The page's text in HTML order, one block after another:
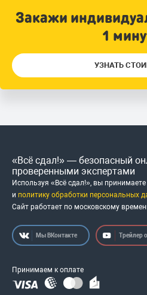
Закажи
1
УЗНАТЬ
«Всё сдал!» — безопасный
проверенными экспертами
Используя «Всё сдал!», вы принимаете
и политику обработки персональных
Сайт работает по московскому
Мы ВКонтакте Трейлер
Принимаем к оплате